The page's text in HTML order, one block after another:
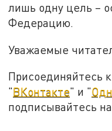
лишь одну цель –
Федерацию.
Уважаемые
Присоединяйтесь
"ВКонтакте" и "
подписывайтесь